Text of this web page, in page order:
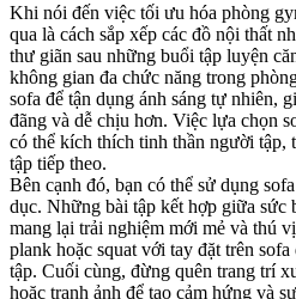
Khi nói đến việc tối ưu hóa phòng
qua là cách sắp xếp các đồ nội thất
thư giãn sau những buổi tập luyện
không gian đa chức năng trong
sofa để tận dụng ánh sáng tự nhiên,
đãng và dễ chịu hơn. Việc lựa chọn
có thể kích thích tinh thần người tập,
tập tiếp theo.
Bên cạnh đó, bạn có thể sử dụng
dục. Những bài tập kết hợp giữa sức
mang lại trải nghiệm mới mẻ và thú
plank hoặc squat với tay đặt trên
tập. Cuối cùng, đừng quên trang trí
hoặc tranh ảnh để tạo cảm hứng và